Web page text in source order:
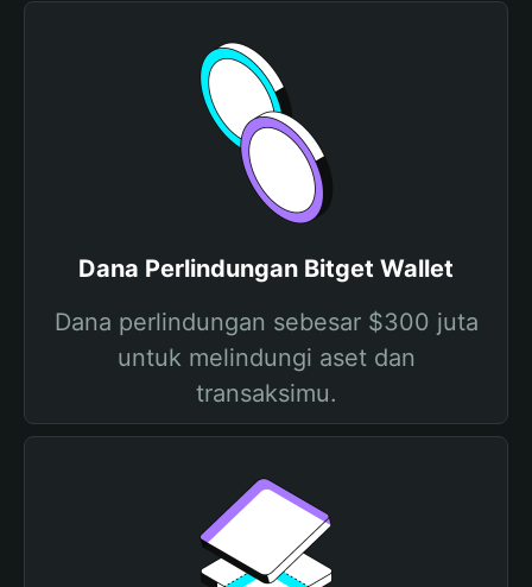
Dana Perlindungan Bitget Wallet
Dana perlindungan sebesar $300 juta
untuk melindungi aset dan
transaksimu.